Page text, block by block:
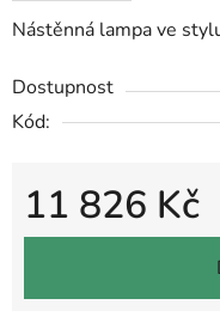
Nástěnná lampa ve
Dostupnost
Kód:
11 826 Kč
Měrná cena: